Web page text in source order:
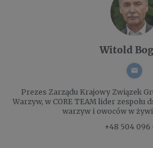
Witold
Prezes Zarządu Krajowy Związek
Warzyw, w CORE TEAM lider zespołu
warzyw i owoców w
+48 504 096